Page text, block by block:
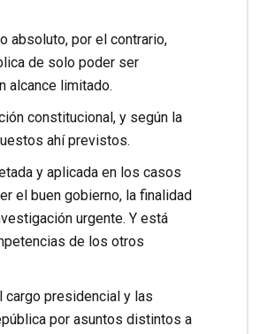
absoluto, por el contrario,
de solo poder ser
alcance limitado.
constitucional, y según la
ahí previstos.
y aplicada en los casos
el buen gobierno, la finalidad
urgente. Y está
de los otros
cargo presidencial y las
por asuntos distintos a